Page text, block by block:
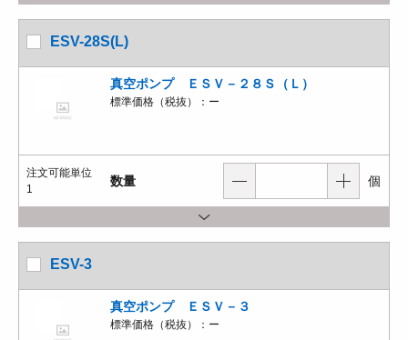
ESV-28S(L)
真空ポンプ ＥＳＶ－２８Ｓ（Ｌ）
標準価格（税抜）： ー
注文可能単位
1
数量 個
ESV-3
真空ポンプ ＥＳＶ－３
標準価格（税抜）： ー